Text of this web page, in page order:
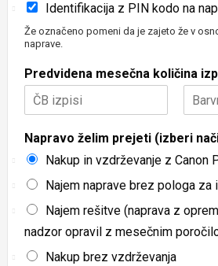
Identifikacija z PIN kodo na
Že označeno pomeni da je zajeto že v
naprave.
Predvidena mesečna količina
Napravo želim prejeti (izberi
Nakup in vzdrževanje z Canon
Najem naprave brez pologa za
Najem rešitve (naprava z
nadzor opravil z mesečnim
Nakup brez vzdrževanja